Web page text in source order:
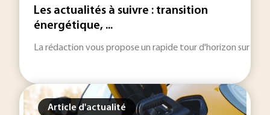
Les actualités à suivre : transition
énergétique, ...
La rédaction vous propose un rapide tour d'horizon sur les
Article d'actualité